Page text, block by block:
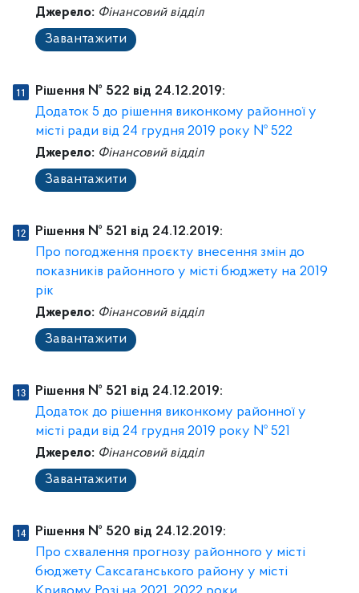
Джерело: Фінансовий відділ
Завантажити
Рішення № 522 від 24.12.2019:
Додаток 5 до рішення виконкому районної у
місті ради від 24 грудня 2019 року № 522
Джерело: Фінансовий відділ
Завантажити
Рішення № 521 від 24.12.2019:
Про погодження проєкту внесення змін до
показників районного у місті бюджету на 2019
рік
Джерело: Фінансовий відділ
Завантажити
Рішення № 521 від 24.12.2019:
Додаток до рішення виконкому районної у
місті ради від 24 грудня 2019 року № 521
Джерело: Фінансовий відділ
Завантажити
Рішення № 520 від 24.12.2019:
Про схвалення прогнозу районного у місті
бюджету Саксаганського району у місті